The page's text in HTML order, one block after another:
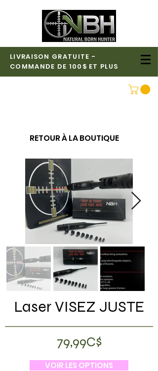
LIVRAISON GRATUITE -
COMMANDE DE 100$ ET PLUS
RETOUR À LA BOUTIQUE
Laser VISEZ JUSTE
79,99C$
VOIR LES OPTIONS